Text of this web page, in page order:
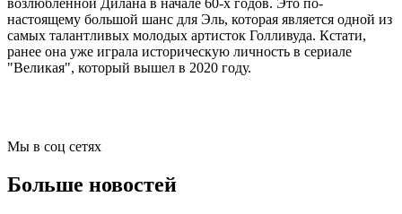
возлюбленной Дилана в начале 60-х годов. Это по-
настоящему большой шанс для Эль, которая является одной из
самых талантливых молодых артисток Голливуда. Кстати,
ранее она уже играла историческую личность в сериале
"Великая", который вышел в 2020 году.
Мы в соц сетях
Больше новостей